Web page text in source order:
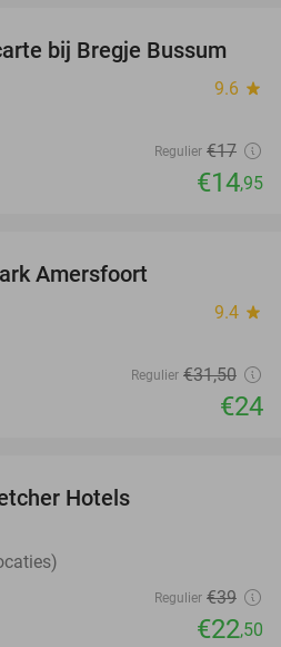
12%
bij Bregje Bussum
9.6 star
Regulier €17
€14,95
Amersfoort
9.4 star
Regulier €31,50
€24
Hotels
Regulier €39
€22,50